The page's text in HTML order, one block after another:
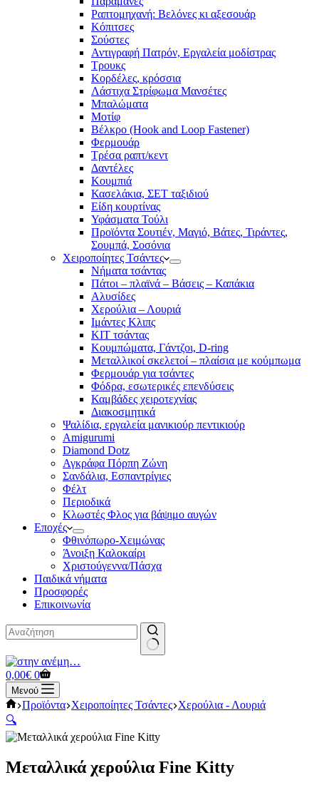
Ραπτομηχανή: Βελόνες κι αξεσουάρ
Κόπιτσες
Σούστες
Αντιγραφή Πατρόν, Εργαλεία μοδίστρας
Τρουκς
Κορδέλες, κρόσσια
Λάστιχα Στρίφωμα Μανσέτες
Μπαλώματα
Mοτίφ
Βέλκρο (Hook and Loop Fastener)
Φερμουάρ
Τρέσα ραπτ/κεντ
Δαντέλες
Κουμπιά
Κασελάκια, ΣΕΤ ταξιδιού
Είδη κουρτίνας
Υφάσματα Τούλι
Προϊόντα Σουτιέν, Μαγιό, Βάτες, Τιράντες,
Σουμπά, Σοσόνια
Χειροποίητες Τσάντες
Νήματα τσάντας
Πάτοι – πλαϊνά – Βάσεις – Καπάκια
Αλυσίδες
Χερούλια – Λουριά
Ιμάντες Κλιπς
ΚΙΤ τσάντας
Κουμπώματα, Γάντζοι, D-ring
Μεταλλικοί σκελετοί – πλαίσια με κούμπωμα
Φερμουάρ για τσάντες
Φόδρα, εσωτερικές επενδύσεις
Καμβάδες χειροτεχνίας
Διακοσμητικά
Ψαλίδια, εργαλεία μανικιούρ πεντικιούρ
Amigurumi
Diamond Dotz
Αγκράφα Πόρπη Ζώνη
Σανδάλια, Εσπαντρίγιες
Φέλτ
Περιοδικά
Κλωστές Φλος για βάψιμο αυγών
Εποχές
Φθινόπωρο-Χειμώνας
Άνοιξη Καλοκαίρι
Χριστούγεννα/Πάσχα
Παιδικά νήματα
Προσφορές
Επικοινωνία
No
results
Καλάθι
Αγορών
0,00€ 0
Μενού
Αρχική
Προϊόντα Χειροποίητες Τσάντες Χερούλια - Λουριά
🔍
Μεταλλικά χερούλια Fine Kitty